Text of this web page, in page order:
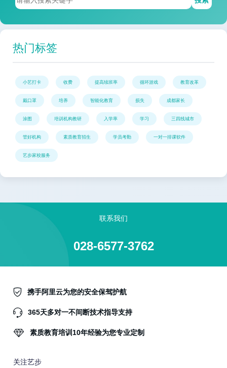
热门标签
小艺打卡 收费 提高续班率 循环游戏 教育改革
戴口罩 培养 智能化教育 损失 成都家长
涂图 培训机构教研 入学率 学习 三四线城市
管好机构 素质教育招生 学员考勤 一对一排课软件
艺步家校服务
联系我们
028-6577-3762
携手阿里云为您的安全保驾护航
365天多对一不间断技术指导支持
素质教育培训10年经验为您专业定制
关注艺步